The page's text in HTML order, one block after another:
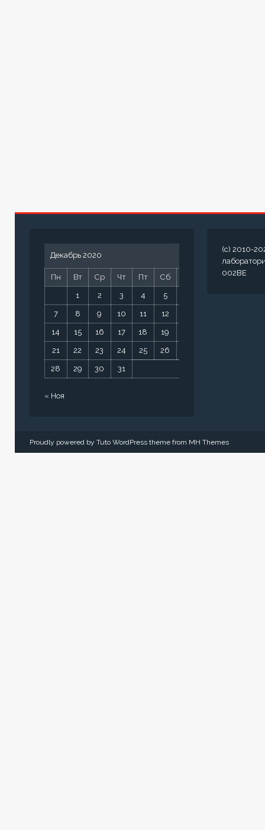
Декабрь 2020
Пн Вт Ср Чт Пт Сб
1 2 3 4 5
7 8 9 10 11 12
14 15 16 17 18 19
21 22 23 24 25 26
28 29 30 31
« Ноя
(c) 2010-
002BE
Proudly powered by Tuto WordPress theme from MH Themes